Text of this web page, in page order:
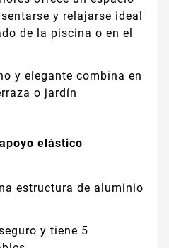
y relajarse ideal
de la piscina o en el
y elegante combina en
o jardín
elástico
estructura de aluminio
y tiene 5